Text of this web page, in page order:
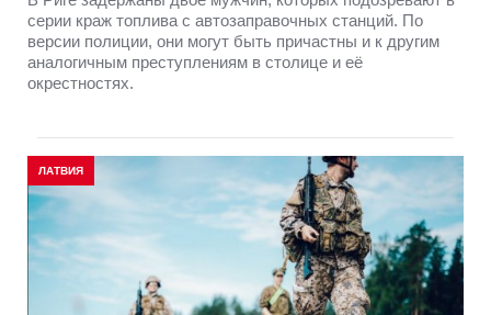
серии краж топлива с автозаправочных станций. По
версии полиции, они могут быть причастны и к другим
аналогичным преступлениям в столице и её
окрестностях.
ЛАТВИЯ